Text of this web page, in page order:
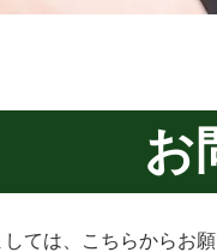
お
ては、こちらからお願